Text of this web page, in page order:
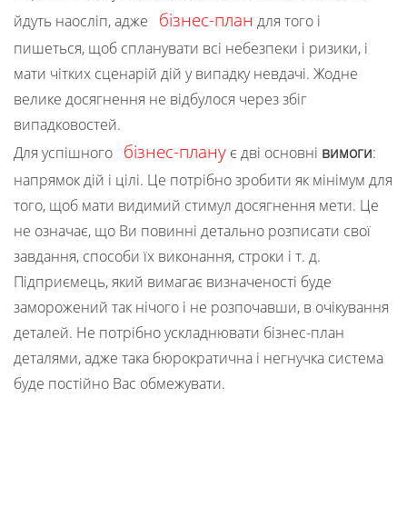
йдуть наосліп, адже
бізнес-план для того і
пишеться, щоб спланувати всі небезпеки і ризики, і
мати чітких сценарій дій у випадку невдачі. Жодне
велике досягнення не відбулося через збіг
випадковостей.
Для успішного бізнес-плану є дві основні вимоги:
напрямок дій і цілі. Це потрібно зробити як мінімум для
того, щоб мати видимий стимул досягнення мети. Це
не означає, що Ви повинні детально розписати свої
завдання, способи їх виконання, строки і т. д.
Підприємець, який вимагає визначеності буде
заморожений так нічого і не розпочавши, в очікування
деталей. Не потрібно ускладнювати бізнес-план
деталями, адже така бюрократична і негнучка система
буде постійно Вас обмежувати.